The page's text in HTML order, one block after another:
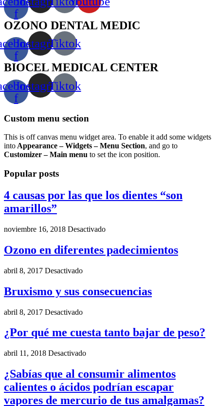
f
OZONO DENTAL MEDIC
f
InstagramTiktok
BIOCEL MEDICAL CENTER
f
InstagramTiktok
Custom menu section
This is off canvas menu widget area. To enable it add some widgets
into Appearance – Widgets – Menu Section, and go to
Customizer – Main menu to set the icon position.
Popular posts
4 causas por las que los dientes “son
amarillos”
noviembre 16, 2018 Desactivado
Ozono en diferentes padecimientos
abril 8, 2017 Desactivado
Bruxismo y sus consecuencias
abril 8, 2017 Desactivado
¿Por qué me cuesta tanto bajar de peso?
abril 11, 2018 Desactivado
¿Sabías que al consumir alimentos
calientes o ácidos podrían escapar
vapores de mercurio de tus amalgamas?